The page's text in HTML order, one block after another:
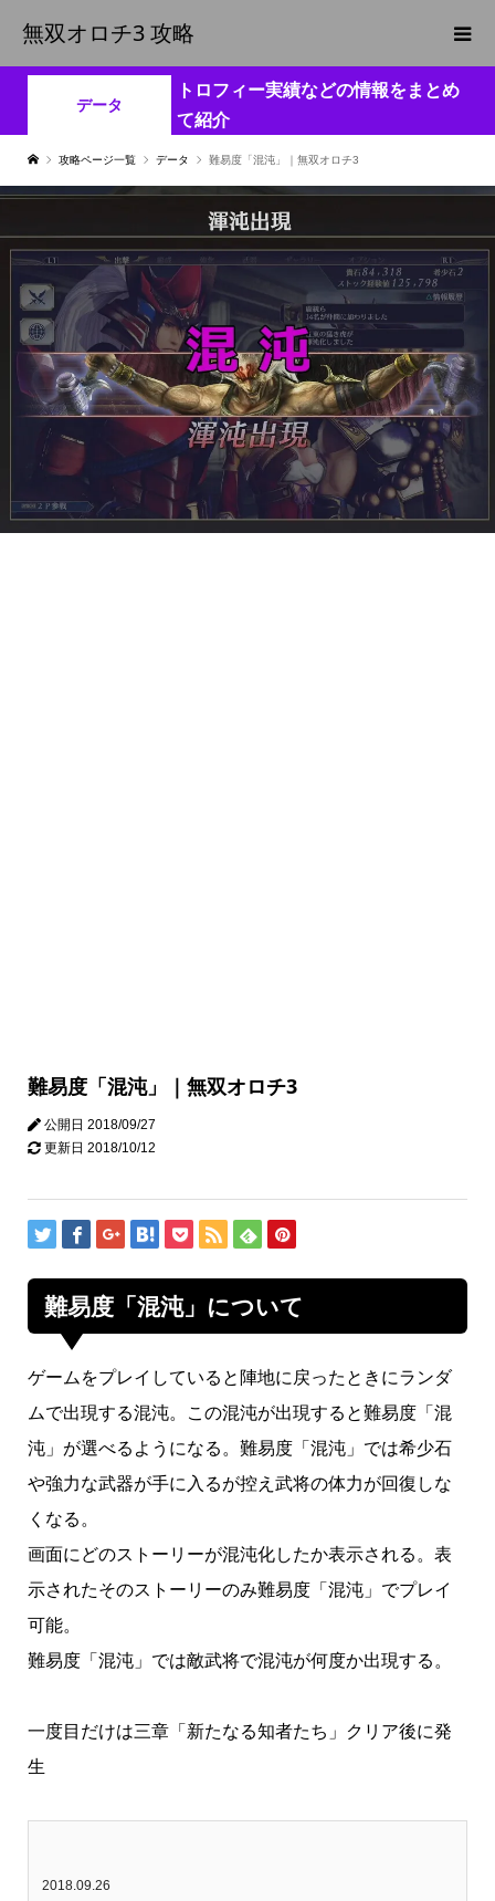
無双オロチ3 攻略
データ
トロフィー実績などの情報をまとめ
て紹介
攻略ページ一覧 データ 難易度「混沌」｜無双オロチ3
難易度「混沌」｜無双オロチ3
公開日 2018/09/27
更新日 2018/10/12
難易度「混沌」について
ゲームをプレイしていると陣地に戻ったときにランダ
ムで出現する混沌。この混沌が出現すると難易度「混
沌」が選べるようになる。難易度「混沌」では希少石
や強力な武器が手に入るが控え武将の体力が回復しな
くなる。
画面にどのストーリーが混沌化したか表示される。表
示されたそのストーリーのみ難易度「混沌」でプレイ
可能。
難易度「混沌」では敵武将で混沌が何度か出現する。
一度目だけは三章「新たなる知者たち」クリア後に発
生
2018.09.26